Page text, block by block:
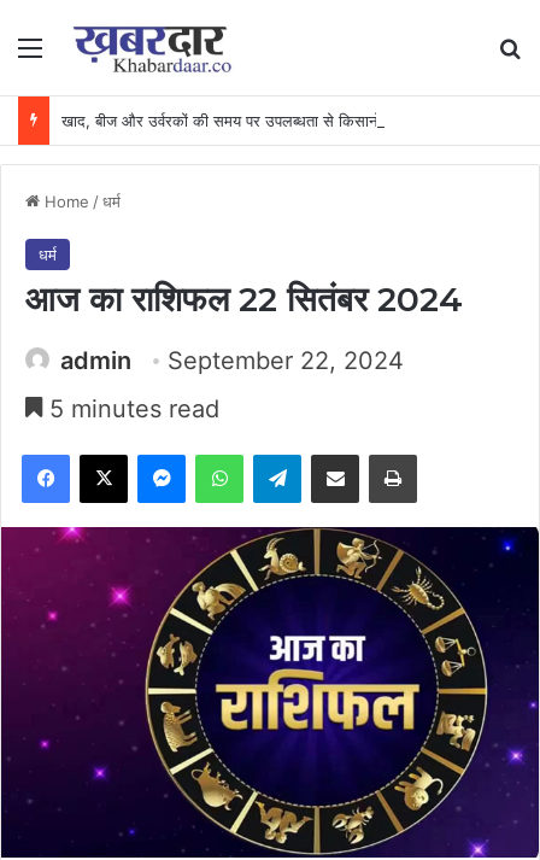
Menu
Home /धर्म
धर्म
आज का राशिफल 22 सितंबर 2024
admin
September 22, 2024
5 minutes read
Facebook
X MessengerWhatsAppTelegramShare via Email Print